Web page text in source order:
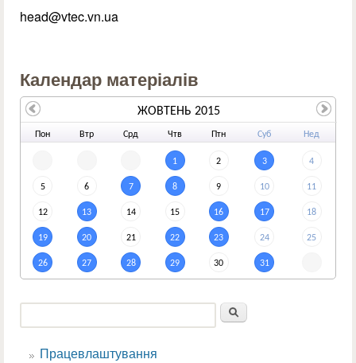
head@vtec.vn.ua
Календар матеріалів
Пон Втр Срд Чтв Птн Суб Нед
1 2 3 4
5 6 7 8 9 10 11
12 13 14 15 16 17 18
19 20 21 22 23 24 25
26 27 28 29 30 31
ЖОВТЕНЬ 2015
Пошукова форма
Працевлаштування